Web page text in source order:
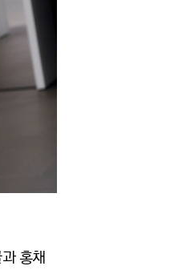
홍채